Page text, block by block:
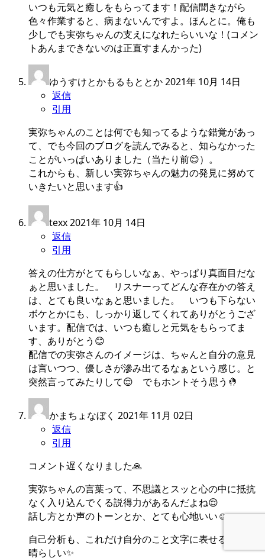
いつも元気と癒しをもらってます！配信聞きながら
色々作業すると、病まないんですよ。ほんとに。俺も
少しでも実弥ちゃんの支えになれたらいいな！(コメン
トあんまできないのは正直すまんかった)
ゆうすけとかもるもととか2021年 10月 14日
返信
引用
実弥ちゃんのことは何でも知ってるような錯覚があっ
て、でも今回のブログを読んでみると、知らなかった
ことがいっぱいありました（当たり前😊）。
これからも、新しい実弥ちゃんの魅力の発見に努めて
いきたいと思います👍
texx2021年 10月 14日
返信
引用
答えの仕方がとてもらしいなぁ、やっぱり真面目だな
ぁと思いました。 リスナーってどんな存在かの答え
は、とても良いなぁと思いました。 いつも下らない
ボケとかにも、しっかり返してくれてありがとうござ
います。配信では、いつも癒しと元気をもらってま
す、ありがとう😊
配信での実弥さんのイメージは、ちゃんと自分の意見
は言いつつ、優しさが滲み出てるなぁという感じ。と
突然言ってみたりして😌 でもホントそう思う🤚
かまちょなぼく 2021年 11月 02日
返信
引用
コメント遅くなりました🙏
実弥ちゃんの言葉って、不思議とスッと心の中に抵抗
なく入り込んでくる説得力があるんだよね😌
話し方とか声のトーンとか、とても心地いい☺️
自己分析も、これだけ自分のこと文字に表せるのは素
晴らしい✨